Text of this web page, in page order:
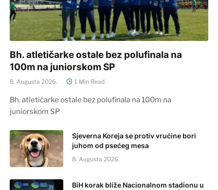
Bh. atletičarke ostale bez polufinala na
100m na juniorskom SP
8. Augusta 2026. 1 Min Read
Bh. atletičarke ostale bez polufinala na 100m na
juniorskom SP
Sjeverna Koreja se protiv vrućine bori
juhom od psećeg mesa
8. Augusta 2026.
BiH korak bliže Nacionalnom stadionu u